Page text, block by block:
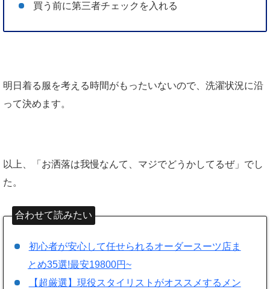
買う前に第三者チェックを入れる
明日着る服を考える時間がもったいないので、洗濯状況に沿
って決めます。
以上、「お洒落は我慢なんて、マジでどうかしてるぜ」でし
た。
合わせて読みたい
初心者が安心して任せられるオーダースーツ店ま
とめ35選!最安19800円~
【超厳選】現役スタイリストがオススメするメン